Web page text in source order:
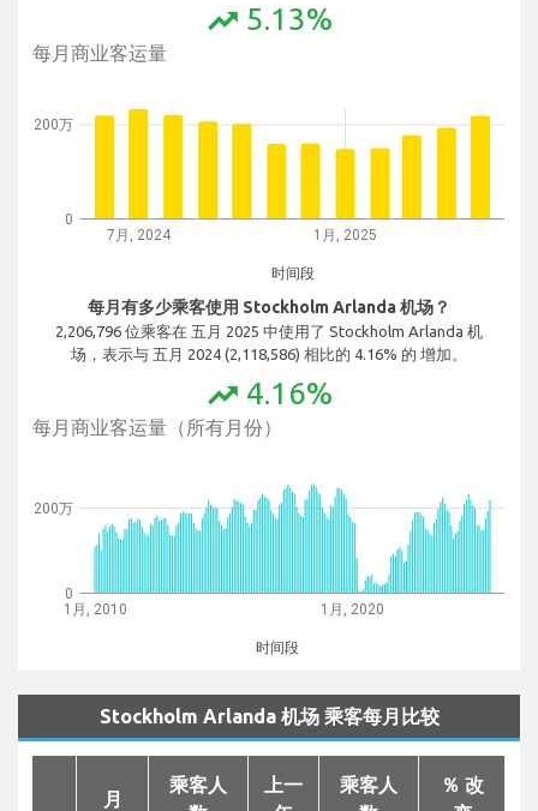
trending_up 5.13%
每月商业客运量
7月, 2024 1月, 2025
时间段
0
200万
每月有多少乘客使用 Stockholm Arlanda 机场？
2,206,796 位乘客在 五月 2025 中使用了 Stockholm Arlanda 机
场，表示与 五月 2024 (2,118,586) 相比的 4.16% 的 增加。
trending_up 4.16%
每月商业客运量（所有月份）
1月, 2010 1月, 2020
时间段
0
200万
Stockholm Arlanda 机场 乘客每月比较
月
乘客人
上一
乘客人
％ 改